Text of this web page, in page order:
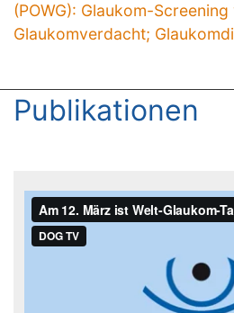
(POWG): Glaukom-
Glaukomverdacht;
Publikationen